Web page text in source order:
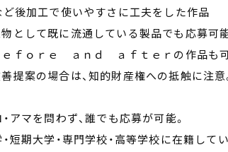
ど後加工で使いやすさに工夫をした作品
として既に流通している製品でも応募可
ｅｆｏｒｅ ａｎｄ ａｆｔｅｒの作品も可
提案の場合は、知的財産権への抵触に注意
・アマを問わず、誰でも応募が可能。
・短期大学・専門学校・高等学校に在籍して